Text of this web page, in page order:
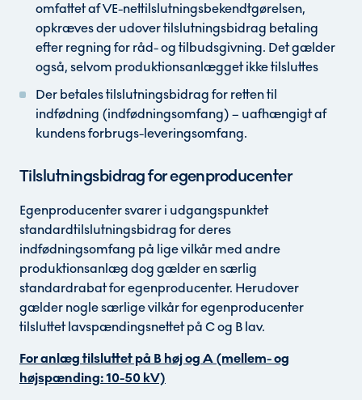
omfattet af VE-nettilslutningsbekendtgørelsen,
opkræves der udover tilslutningsbidrag betaling
efter regning for råd- og tilbudsgivning. Det gælder
også, selvom produktionsanlægget ikke tilsluttes
Der betales tilslutningsbidrag for retten til
indfødning (indfødningsomfang) – uafhængigt af
kundens forbrugs-leveringsomfang.
Tilslutningsbidrag for egenproducenter
Egenproducenter svarer i udgangspunktet
standardtilslutningsbidrag for deres
indfødningsomfang på lige vilkår med andre
produktionsanlæg dog gælder en særlig
standardrabat for egenproducenter. Herudover
gælder nogle særlige vilkår for egenproducenter
tilsluttet lavspændingsnettet på C og B lav.
For anlæg tilsluttet på B høj og A (mellem- og
højspænding: 10-50 kV)